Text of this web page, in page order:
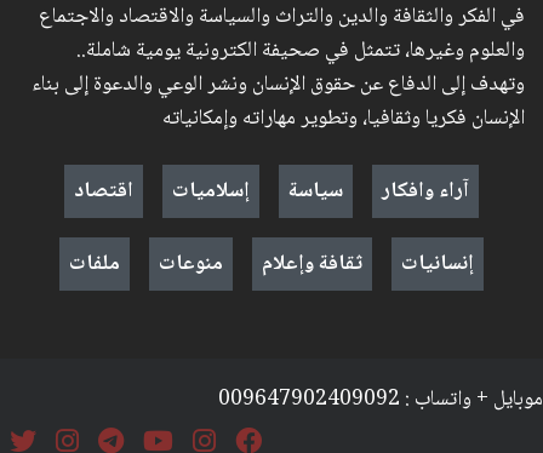
في الفكر والثقافة والدين والتراث والسياسة والاقتصاد والاجتماع
والعلوم وغيرها، تتمثل في صحيفة الكترونية يومية شاملة..
وتهدف إلى الدفاع عن حقوق الإنسان ونشر الوعي والدعوة إلى بناء
الإنسان فكريا وثقافيا، وتطوير مهاراته وإمكانياته
آراء وافكار
سياسة إسلاميات
اقتصاد
إنسانيات
ثقافة وإعلام منوعات ملفات
موبايل + واتساب : 009647902409092